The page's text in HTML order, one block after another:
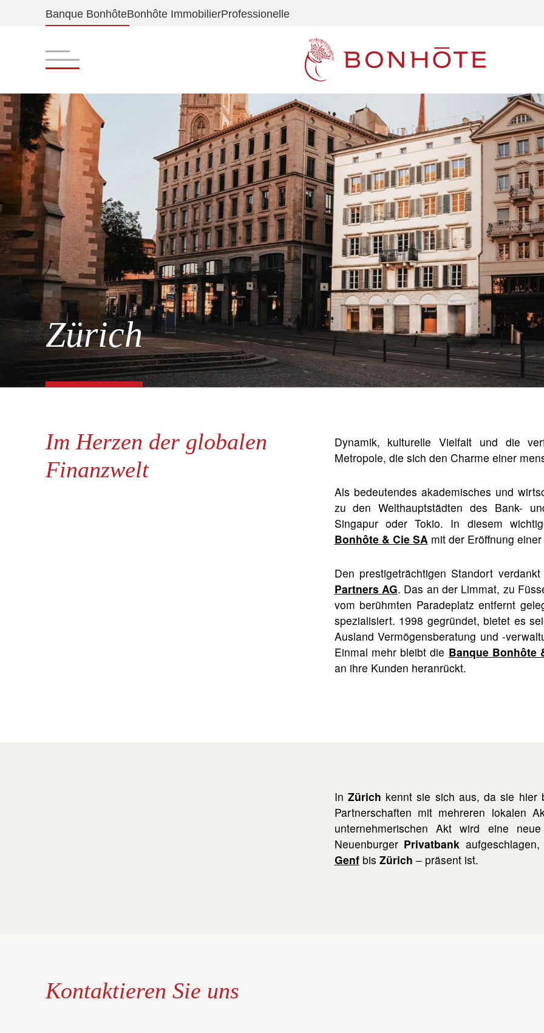
Banque BonhôteBonhôte ImmobilierProfessionelle
Navigation principale
Zürich
Im Herzen der globalen
Finanzwelt
Dynamik, kulturelle Vielfalt und die
Metropole, die sich den Charme einer
Als bedeutendes akademisches und
zu den Welthauptstädten des Bank-
Singapur oder Tokio. In diesem
Bonhôte & Cie SAmit der Eröffnung
Den prestigeträchtigen Standort
Partners AG. Das an der Limmat, zu
vom berühmten Paradeplatz entfernt
spezialisiert. 1998 gegründet, bietet es
Ausland Vermögensberatung und -
Einmal mehr bleibt die Banque Bonhôte
an ihre Kunden heranrückt.
In Zürich kennt sie sich aus, da sie hier
Partnerschaften mit mehreren lokalen
unternehmerischen Akt wird eine
Neuenburger Privatbank
Genfbis Zürich – präsent ist.
Kontaktieren Sie uns